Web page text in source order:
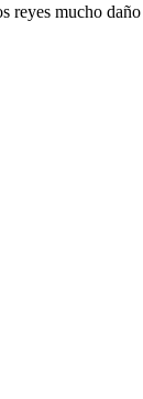
reyes mucho